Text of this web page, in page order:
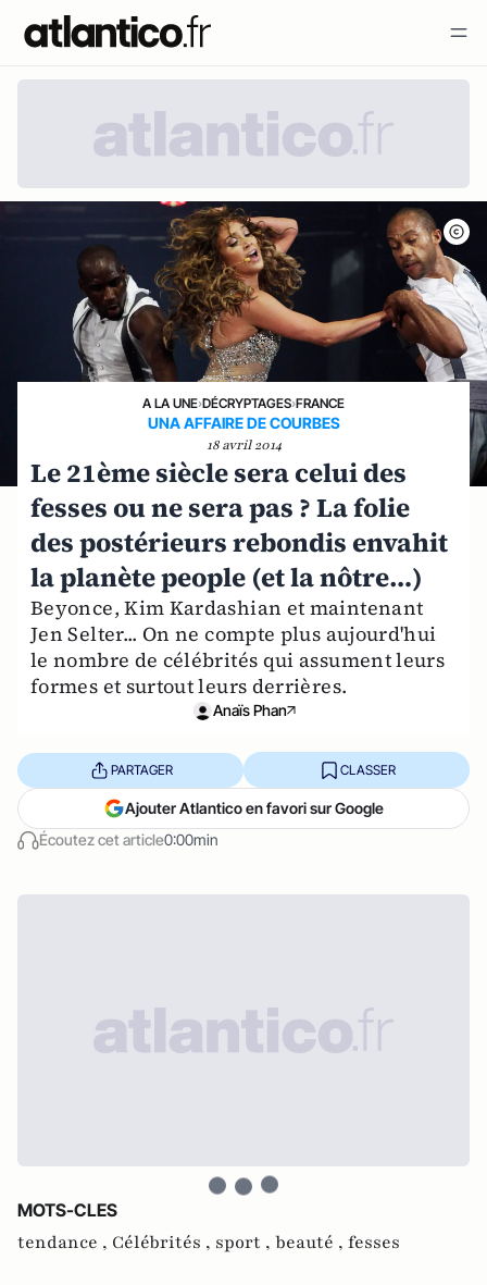
A LA UNE›DÉCRYPTAGES›FRANCE
UNA AFFAIRE DE COURBES
18 avril 2014
Le 21ème siècle sera celui des
fesses ou ne sera pas ? La folie
des postérieurs rebondis envahit
la planète people (et la nôtre…)
Beyonce, Kim Kardashian et maintenant
Jen Selter... On ne compte plus aujourd'hui
le nombre de célébrités qui assument leurs
formes et surtout leurs derrières.
Anaïs Phan
Écoutez cet article0:00min
PARTAGER CLASSER
Ajouter Atlantico en favori sur Google
MOTS-CLES
tendance , Célébrités , sport , beauté , fesses